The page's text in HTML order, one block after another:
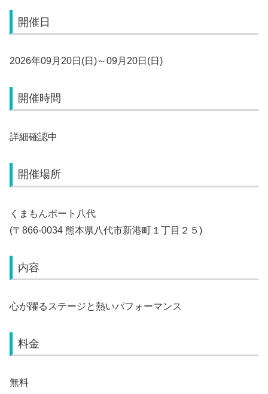
開催日
2026年09月20日(日)～09月20日(日)
開催時間
詳細確認中
開催場所
くまもんポート八代
(〒866-0034 熊本県八代市新港町１丁目２５)
内容
心が躍るステージと熱いパフォーマンス
料金
無料